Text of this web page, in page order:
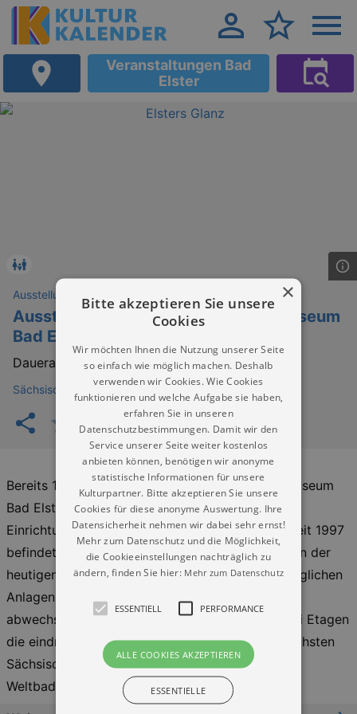
Veranstaltungen Bad
Elster
Ausstellungen
Ausstellung im Sächsischen Bademuseum
Bad Elster
Dauerausstellung
Sächsisches Bademuseum Bad Elster
Bereits 1880 wurde im »Alten Bad« das »Bademuseum
Bad Elster« gegründet, womit es zu den ersten
Einrichtungen seiner Art in Westsachsen zählt. Seit 1997
befindet es sich in der ehemaligen »Salzquelle« in der
heutigen KunstWandelhalle. Als Museum der Königlichen
Anlagen Bad Elster zeigt hier heute eine
abwechslungsreiche Erlebnisausstellung auf zwei Etagen
die eindrucksvolle Entwicklung des traditionsreichsten
Sächsischen Staatsbades »Vom Weberdorf zum
Weltbad« in
zwei Themenwelten
×
Bitte akzeptieren Sie unsere
Cookies
Wir möchten Ihnen die Nutzung unserer Seite
so einfach wie möglich machen. Deshalb
verwenden wir Cookies. Wie Cookies
funktionieren und welche Aufgabe sie haben,
erfahren Sie in unseren
Datenschutzbestimmungen. Damit wir den
Service unserer Seite weiter kostenlos
anbieten können, benötigen wir anonyme
statistische Informationen für unsere
Kulturpartner. Bitte akzeptieren Sie unsere
Cookies für diese anonyme Auswertung. Ihre
Datensicherheit nehmen wir dabei sehr ernst!
Mehr zum Datenschutz und die Möglichkeit,
die Cookieeinstellungen nachträglich zu
ändern, finden Sie hier: Mehr zum Datenschutz
ESSENTIELL PERFORMANCE
ALLE COOKIES AKZEPTIEREN
ESSENTIELLE